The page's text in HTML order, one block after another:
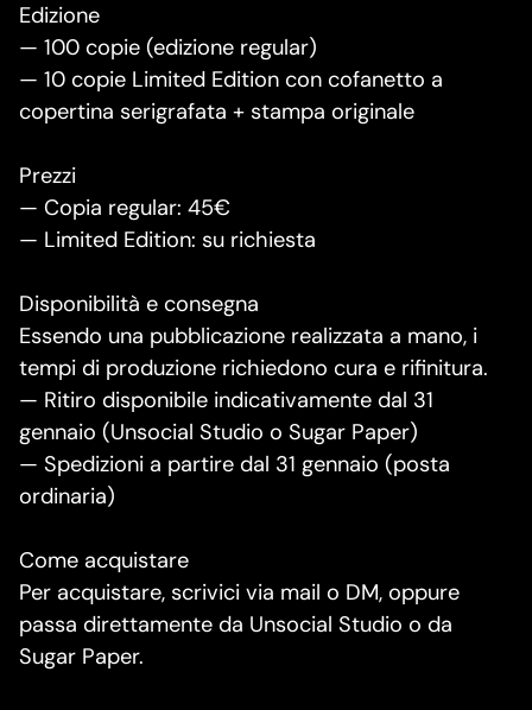
Edizione
— 100 copie (edizione regular)
— 10 copie Limited Edition con cofanetto a
copertina serigrafata + stampa originale
Prezzi
— Copia regular: 45€
— Limited Edition: su richiesta
Disponibilità e consegna
Essendo una pubblicazione realizzata a mano, i
tempi di produzione richiedono cura e rifinitura.
— Ritiro disponibile indicativamente dal 31
gennaio (Unsocial Studio o Sugar Paper)
— Spedizioni a partire dal 31 gennaio (posta
ordinaria)
Come acquistare
Per acquistare, scrivici via mail o DM, oppure
passa direttamente da Unsocial Studio o da
Sugar Paper.